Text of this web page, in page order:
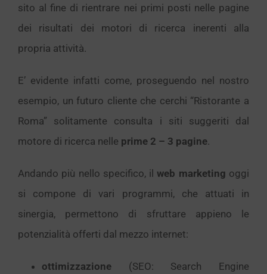
sito al fine di rientrare nei primi posti nelle pagine
dei risultati dei motori di ricerca inerenti alla
propria attività.
E’ evidente infatti come, proseguendo nel nostro
esempio, un futuro cliente che cerchi “Ristorante a
Roma” solitamente consulta i siti suggeriti dal
motore di ricerca nelle prime 2 – 3 pagine.
Andando più nello specifico, ilweb marketing oggi
si compone di vari programmi, che attuati in
sinergia, permettono di sfruttare appieno le
potenzialità offerti dal mezzo internet:
ottimizzazione (SEO: Search Engine